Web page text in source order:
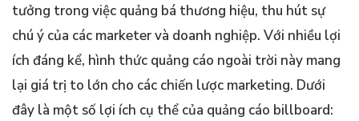
tưởng trong việc quảng bá thương hiệu, thu hút sự
chú ý của các marketer và doanh nghiệp. Với nhiều lợi
ích đáng kể, hình thức quảng cáo ngoài trời này mang
lại giá trị to lớn cho các chiến lược marketing. Dưới
đây là một số lợi ích cụ thể của quảng cáo billboard: